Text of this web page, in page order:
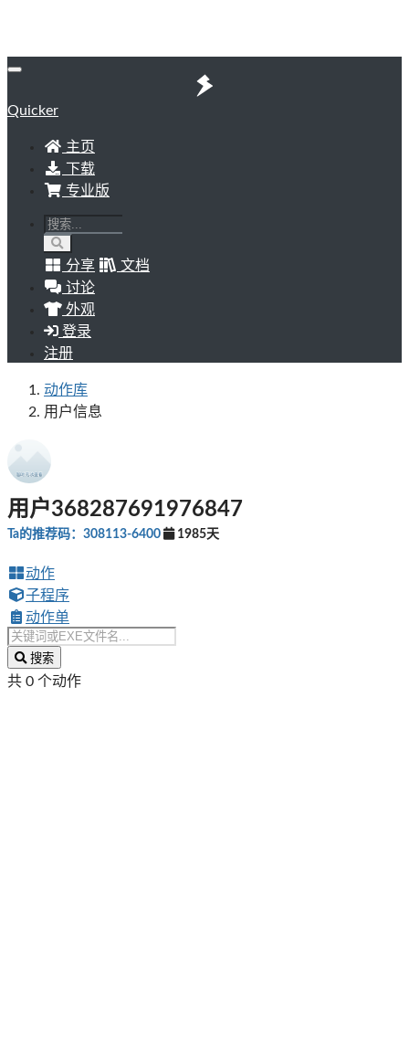
Quicker
主页
下载
专业版
分享
文档
讨论
外观
登录
注册
动作库
用户信息
用户368287691976847
Ta的推荐码：308113-6400 1985天
动作
子程序
动作单
搜索
共 0 个动作